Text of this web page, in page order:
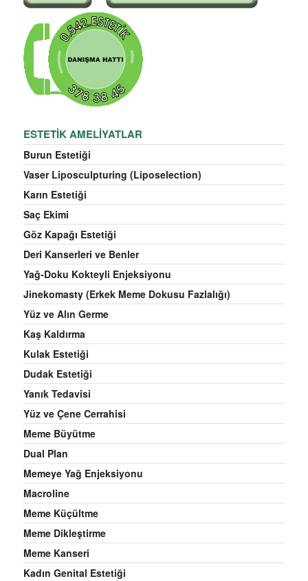
ESTETIK AMELIYATLAR
Burun Estetiği
Vaser Liposculpturing (Liposelection)
Karın Estetiği
Saç Ekimi
Göz Kapağı Estetiği
Deri Kanserleri ve Benler
Yağ-Doku Kokteyli Enjeksiyonu
Jinekomasty (Erkek Meme Dokusu Fazlalığı)
Yüz ve Alın Germe
Kaş Kaldırma
Kulak Estetiği
Dudak Estetiği
Yanık Tedavisi
Yüz ve Çene Cerrahisi
Meme Büyütme
Dual Plan
Memeye Yağ Enjeksiyonu
Macroline
Meme Küçültme
Meme Dikleştirme
Meme Kanseri
Kadın Genital Estetiği